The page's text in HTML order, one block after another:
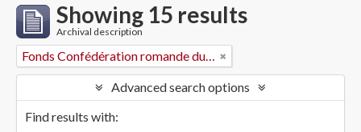
Showing 15 results
Archival description
Fonds Confédération romande du travail
Advanced search options
Find results with: